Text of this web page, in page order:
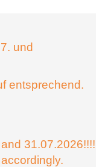
und
entsprechend.
31.07.2026!!!!